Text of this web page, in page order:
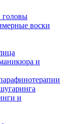
головы
воски
и
и